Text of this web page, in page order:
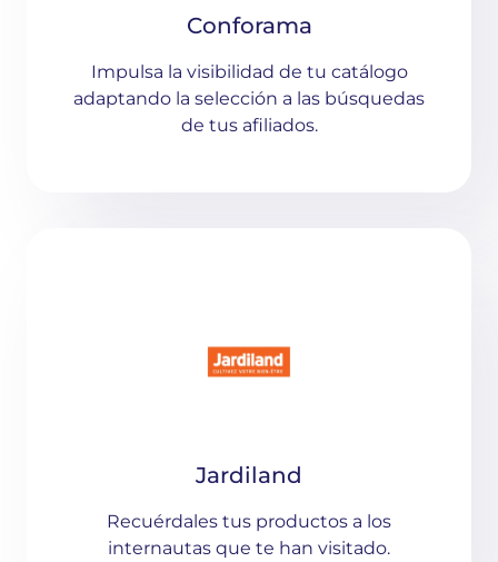
Conforama
Impulsa la visibilidad de tu catálogo
adaptando la selección a las búsquedas
de tus afiliados.
Jardiland
Recuérdales tus productos a los
internautas que te han visitado.